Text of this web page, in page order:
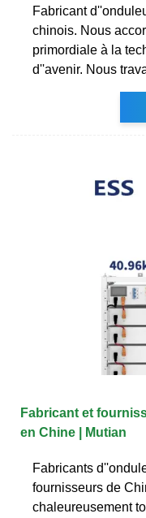
Fabricant
chinois. Nous
primordiale à la
d''avenir. Nous
Fabricant et
en Chine | Mutian
Fabricants
fournisseurs de
chaleureusement